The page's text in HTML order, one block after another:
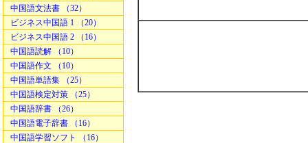
中国語文法書 （32）
ビジネス中国語 1 （20）
ビジネス中国語 2 （16）
中国語読解 （10）
中国語作文 （10）
中国語単語集 （25）
中国語検定対策 （25）
中国語辞書 （26）
中国語電子辞書 （16）
中国語学習ソフト （16）